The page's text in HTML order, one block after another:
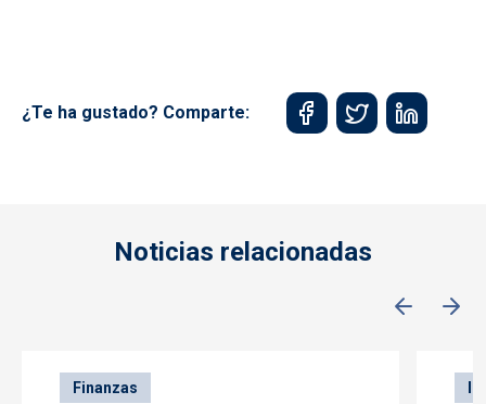
¿Te ha gustado? Comparte:
Noticias relacionadas
Finanzas